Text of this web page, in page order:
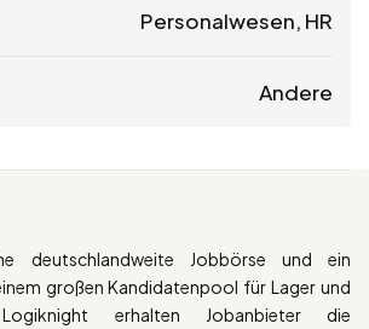
Personalwesen, HR
Andere
deutschlandweite Jobbörse und ein
großen Kandidatenpool für Lager und
erhalten Jobanbieter die